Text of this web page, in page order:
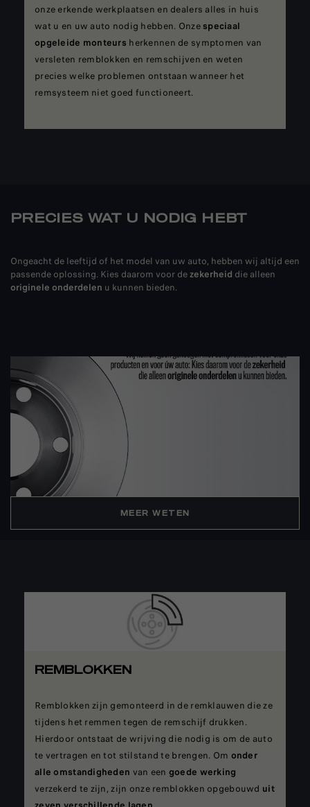
onze erkende werkplaatsen en dealers alles in huis
wat u en uw auto nodig hebben. Onze speciaal
opgeleide monteurs herkennen de symptomen van
versleten remblokken en remschijven en weten
precies welke problemen ontstaan wanneer het
remsysteem niet goed functioneert.
PRECIES WAT U NODIG HEBT
Ongeacht de leeftijd of het model van uw auto, hebben wij altijd een
passende oplossing. Kies daarom voor dezekerheid die alleen
originele onderdelen u kunnen bieden.
MEER WETEN
REMBLOKKEN
Remblokken zijn gemonteerd in de remklauwen die ze
tijdens het remmen tegen de remschijf drukken.
Hierdoor ontstaat de wrijving die nodig is om de auto
te vertragen en tot stilstand te brengen. Om onder
alle omstandigheden van een goede werking
verzekerd te zijn, zijn onze remblokken opgebouwd uit